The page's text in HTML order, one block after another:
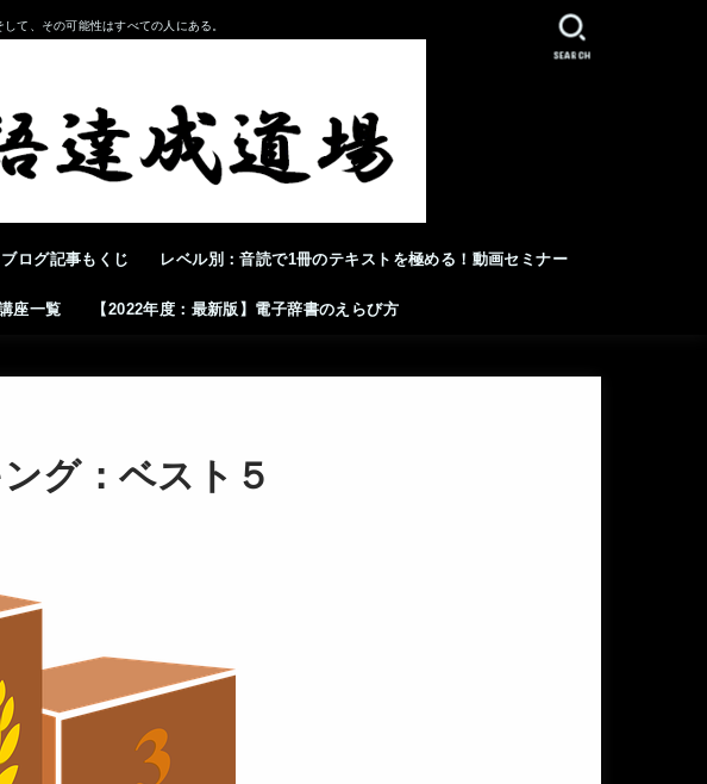
て、その可能性はすべての人にある。
ブログ記事もくじ レベル別：音読で1冊のテキストを極める！動画セミナー
座一覧 【2022年度：最新版】電子辞書のえらび方
SEARCH
グ：ベスト５